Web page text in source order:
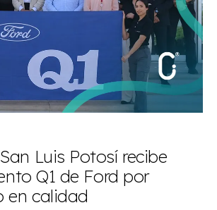
Luis Potosí recibe
Q1 de Ford por
en calidad